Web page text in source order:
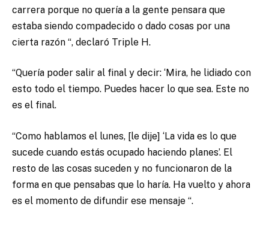
carrera porque no quería a la gente pensara que
estaba siendo compadecido o dado cosas por una
cierta razón “, declaró Triple H.
“Quería poder salir al final y decir: ‘Mira, he lidiado con
esto todo el tiempo. Puedes hacer lo que sea. Este no
es el final.
“Como hablamos el lunes, [le dije] ‘La vida es lo que
sucede cuando estás ocupado haciendo planes’. El
resto de las cosas suceden y no funcionaron de la
forma en que pensabas que lo haría. Ha vuelto y ahora
es el momento de difundir ese mensaje “.